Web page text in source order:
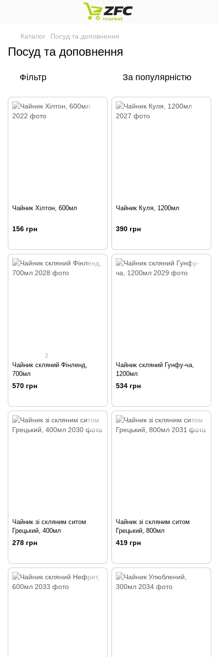
Каталог Посуд та доповнення
Посуд та доповнення
Фільтр За популярністю
Чайник Хілтон, 600мл
156 грн
Чайник Куля, 1200мл
390 грн
2
Чайник скляний Фінленд,
700мл
570 грн
Чайник скляний Гунфу-ча,
1200мл
534 грн
Чайник зі скляним ситом
Грецький, 400мл
278 грн
Чайник зі скляним ситом
Грецький, 800мл
419 грн